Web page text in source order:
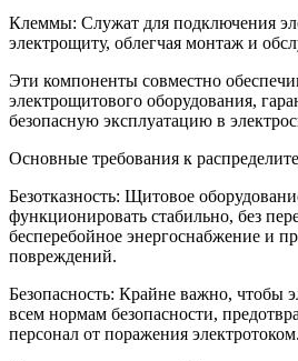
Клеммы: Служат для подключения
электрощиту, облегчая монтаж и
Эти компоненты совместно
электрощитового оборудования,
безопасную эксплуатацию в
Основные требования к
Безотказность: Щитовое
функционировать стабильно, без
бесперебойное энергоснабжение и
повреждений.
Безопасность: Крайне важно, чтобы
всем нормам безопасности,
персонал от поражения электротоком.